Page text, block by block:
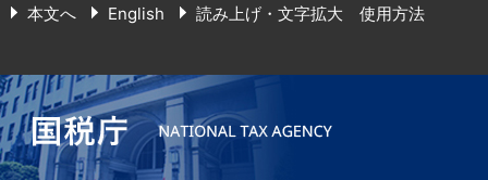
本文へ English 読み上げ・文字拡大 使用方法